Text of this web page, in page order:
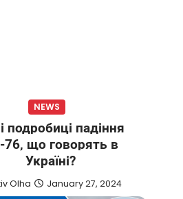
NEWS
подробиці падіння
76, що говорять в
Україні?
Olha January 27, 2024